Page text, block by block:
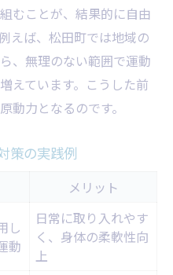
むことが、結果的に自由
えば、松田町では地域の
、無理のない範囲で運動
えています。こうした前
動力となるのです。
策の実践例
メリット
し
動
日常に取り入れやす
く、身体の柔軟性向
上